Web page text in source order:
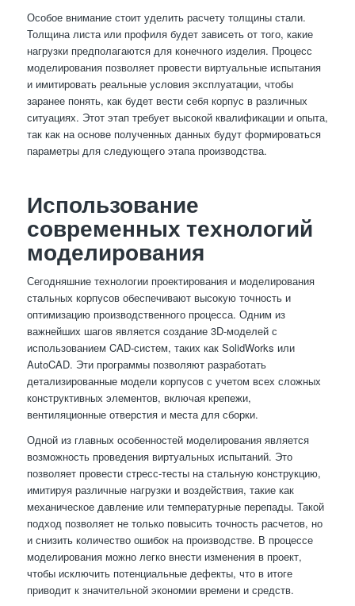
Особое внимание стоит уделить расчету толщины стали.
Толщина листа или профиля будет зависеть от того, какие
нагрузки предполагаются для конечного изделия. Процесс
моделирования позволяет провести виртуальные испытания
и имитировать реальные условия эксплуатации, чтобы
заранее понять, как будет вести себя корпус в различных
ситуациях. Этот этап требует высокой квалификации и опыта,
так как на основе полученных данных будут формироваться
параметры для следующего этапа производства.
Использование
современных технологий
моделирования
Сегодняшние технологии проектирования и моделирования
стальных корпусов обеспечивают высокую точность и
оптимизацию производственного процесса. Одним из
важнейших шагов является создание 3D-моделей с
использованием CAD-систем, таких как SolidWorks или
AutoCAD. Эти программы позволяют разработать
детализированные модели корпусов с учетом всех сложных
конструктивных элементов, включая крепежи,
вентиляционные отверстия и места для сборки.
Одной из главных особенностей моделирования является
возможность проведения виртуальных испытаний. Это
позволяет провести стресс-тесты на стальную конструкцию,
имитируя различные нагрузки и воздействия, такие как
механическое давление или температурные перепады. Такой
подход позволяет не только повысить точность расчетов, но
и снизить количество ошибок на производстве. В процессе
моделирования можно легко внести изменения в проект,
чтобы исключить потенциальные дефекты, что в итоге
приводит к значительной экономии времени и средств.